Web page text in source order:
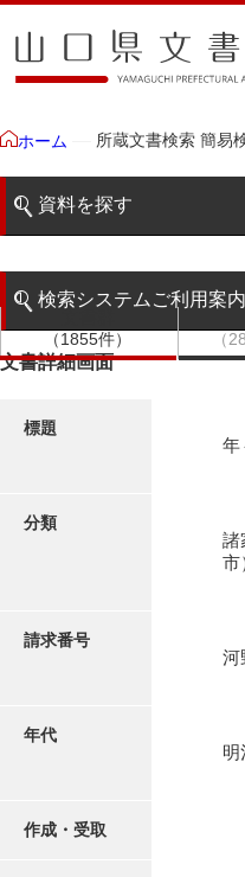
ホーム 所蔵文書検索 簡易
資料を探す
階層検索
写真・絵はがき
検索システムご利用案内
検索システムの利用について
（1855件）
（
文書詳細画面
標題
年
分類
諸
市
請求番号
河
年代
明
作成・受取